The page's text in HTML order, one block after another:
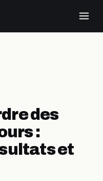
des
:
et